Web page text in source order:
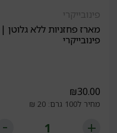
פינובייקרי
מארז פחזניות ללא גלוטן |
פינובייקרי
₪30.00
מחיר ל100 גרם: 20 ₪